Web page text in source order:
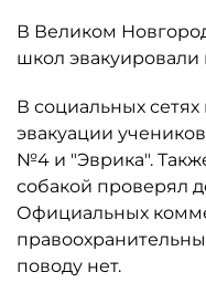
В Великом
школ эвакуировали
В социальных
эвакуации
№4 и "Эврика".
собакой проверял
Официальных
поводу нет.